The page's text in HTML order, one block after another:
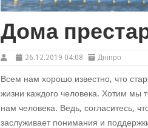
Дома
26.12.2019 04:08 Дніпро
Всем нам хорошо известно, что
жизни каждого человека. Хотим мы
нам человека. Ведь, согласитесь,
заслуживает понимания и